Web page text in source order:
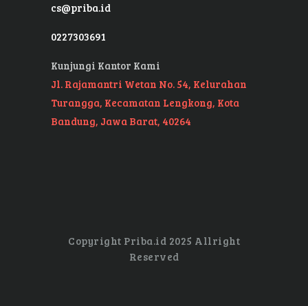
cs@priba.id
0227303691
Kunjungi Kantor Kami
Jl. Rajamantri Wetan No. 54, Kelurahan
Turangga, Kecamatan Lengkong, Kota
Bandung, Jawa Barat, 40264
Copyright Priba.id 2025 Allright
Reserved